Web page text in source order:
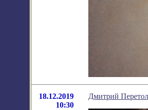
18.12.2019
10:30
Дмитрий